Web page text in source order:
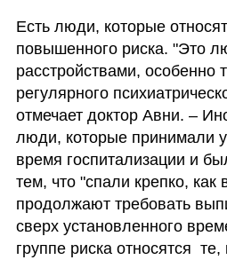
Есть люди, которые
повышенного риска. "Это
расстройствами, особенно
регулярного
отмечает доктор Авни. –
люди, которые принимали
время госпитализации и
тем, что "спали крепко, как
продолжают требовать
сверх установленного
группе риска относятся